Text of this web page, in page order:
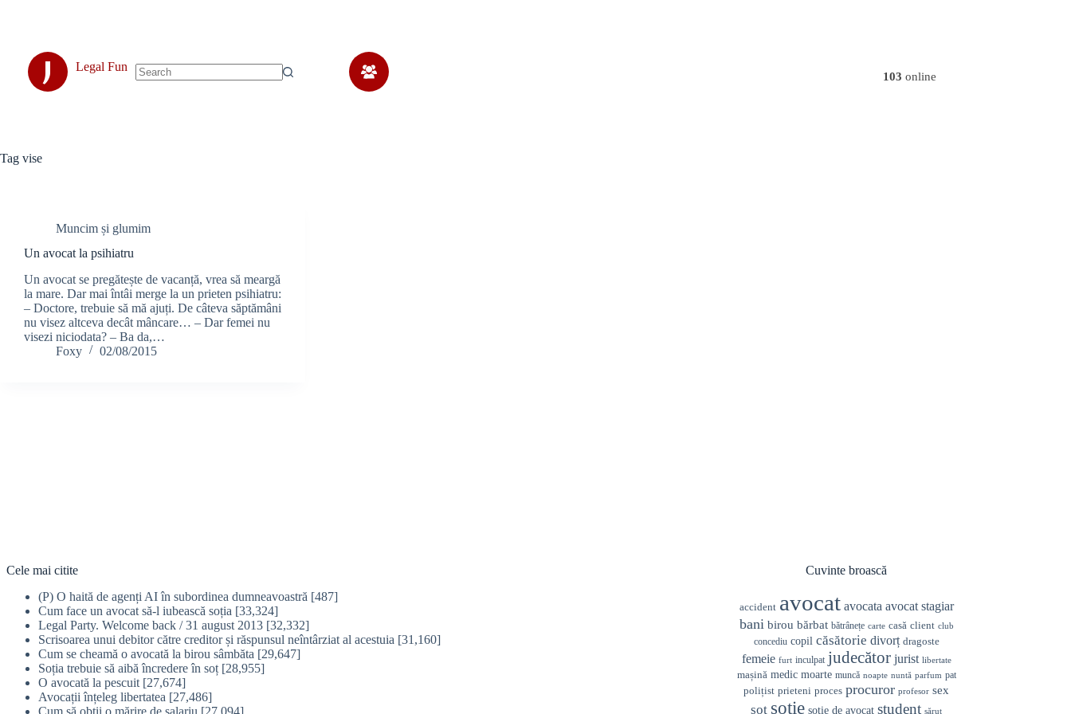
J
Legal Fun
103 online
Tag vise
Muncim și glumim
Un avocat la psihiatru
Un avocat se pregătește de vacanță, vrea să meargă
la mare. Dar mai întâi merge la un prieten psihiatru:
– Doctore, trebuie să mă ajuți. De câteva săptămâni
nu visez altceva decât mâncare… – Dar femei nu
visezi niciodata? – Ba da,…
Foxy
02/08/2015
Cele mai citite
(P) O haită de agenți AI în subordinea dumneavoastră [487]
Cum face un avocat să-l iubească soția [33,324]
Legal Party. Welcome back / 31 august 2013 [32,332]
Scrisoarea unui debitor către creditor și răspunsul neîntârziat al acestuia [31,160]
Cum se cheamă o avocată la birou sâmbăta [29,647]
Soția trebuie să aibă încredere în soț [28,955]
O avocată la pescuit [27,674]
Avocații înțeleg libertatea [27,486]
Cum să obţii o mărire de salariu [27,094]
Cuvinte broască
accident avocat avocata avocat stagiar
bani birou bărbat bătrânețe carte casă client club
concediu copil căsătorie divorț dragoste
femeie furt inculpat judecător jurist libertate
mașină medic moarte muncă noapte nuntă parfum pat
polițist prieteni proces procuror profesor sex
soț soție soție de avocat student sărut